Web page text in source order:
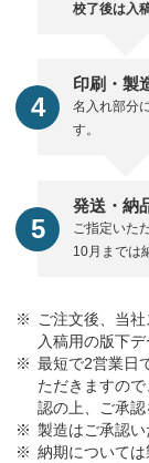
校了後は入
印刷・製
名入れ部分
す。
発送・納
ご指定いた
10月までは
ご注文後、当
入稿用の版下デ
最短で2営業日
ただきますの
認の上、ご承認
製造はご承認い
納期について